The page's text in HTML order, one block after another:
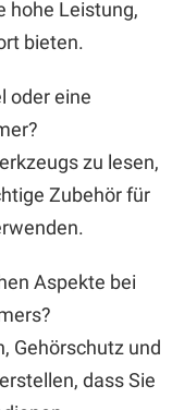
hohe Leistung,
bieten.
oder eine
zu lesen,
Zubehör für
Aspekte bei
Gehörschutz und
dass Sie